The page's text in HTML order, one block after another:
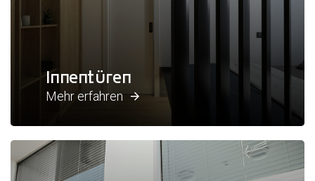
Innentüren
Mehr erfahren